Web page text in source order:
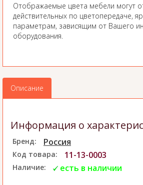
Отображаемые цвета мебели могут
действительных по цветопередаче,
параметрам, зависящим от Вашего
оборудования.
Описание
Информация о
Бренд: Россия
Код товара: 11-13-0003
Наличие: есть в наличии